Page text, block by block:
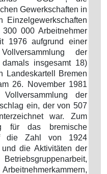
Gewerkschaften in
Einzelgewerkschaften
000 Arbeitnehmer
1976 aufgrund einer
der
insgesamt 18)
Landeskartell Bremen
26. November 1981
der
ein, der von 507
war. Zum
für das bremische
die Zahl von 1924
die Aktivitäten der